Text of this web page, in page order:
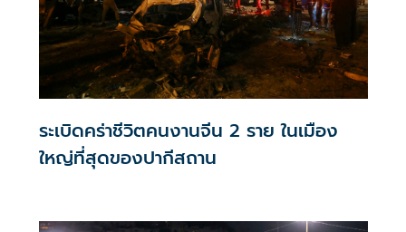
ระเบิดคร่าชีวิตคนงานจีน 2 ราย ในเมือง
ใหญ่ที่สุดของปากีสถาน